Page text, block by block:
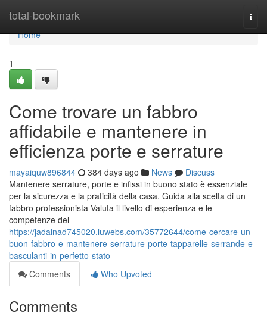
total-bookmark
Home
Home
1
Come trovare un fabbro
affidabile e mantenere in
efficienza porte e serrature
mayaiquw896844 384 days ago News
Discuss
Mantenere serrature, porte e infissi in buono stato è essenziale
per la sicurezza e la praticità della casa. Guida alla scelta di un
fabbro professionista Valuta il livello di esperienza e le
competenze del
https://jadainad745020.luwebs.com/35772644/come-cercare-un-
buon-fabbro-e-mantenere-serrature-porte-tapparelle-serrande-e-
basculanti-in-perfetto-stato
Comments
Who Upvoted
Comments